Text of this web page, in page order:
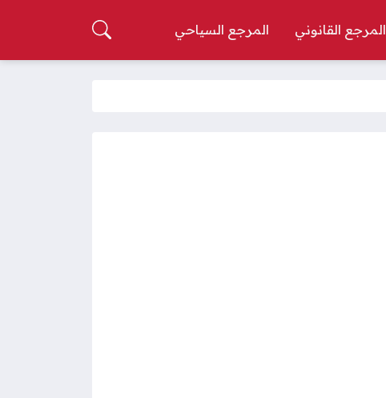
المرجع القانوني المرجع السياحي